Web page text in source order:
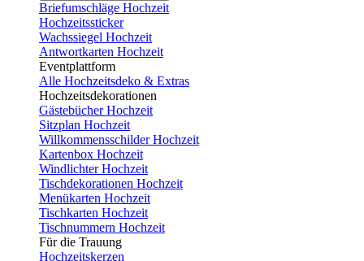
Briefumschläge Hochzeit
Hochzeitssticker
Wachssiegel Hochzeit
Antwortkarten Hochzeit
Eventplattform
Alle Hochzeitsdeko & Extras
Hochzeitsdekorationen
Gästebücher Hochzeit
Sitzplan Hochzeit
Willkommensschilder Hochzeit
Kartenbox Hochzeit
Windlichter Hochzeit
Tischdekorationen Hochzeit
Menükarten Hochzeit
Tischkarten Hochzeit
Tischnummern Hochzeit
Für die Trauung
Hochzeitskerzen